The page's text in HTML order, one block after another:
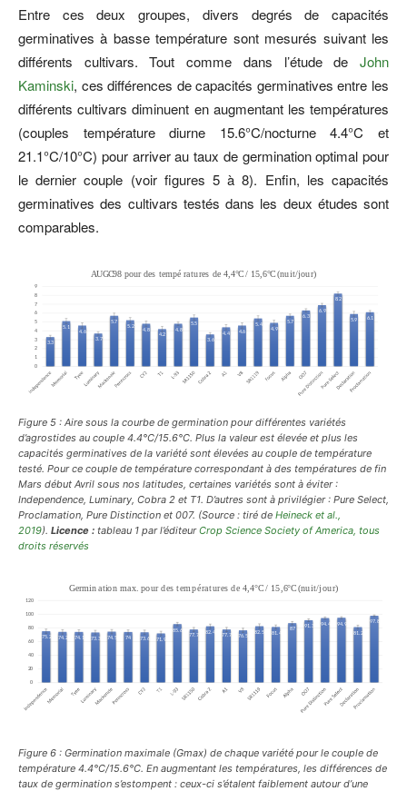
Entre ces deux groupes, divers degrés de capacités
germinatives à basse température sont mesurés suivant les
différents cultivars. Tout comme dans l’étude de John
Kaminski, ces différences de capacités germinatives entre les
différents cultivars diminuent en augmentant les températures
(couples température diurne 15.6°C/nocturne 4.4°C et
21.1°C/10°C) pour arriver au taux de germination optimal pour
le dernier couple (voir figures 5 à 8). Enfin, les capacités
germinatives des cultivars testés dans les deux études sont
comparables.
Figure 5 : Aire sous la courbe de germination pour différentes variétés
d’agrostides au couple 4.4°C/15.6°C. Plus la valeur est élevée et plus les
capacités germinatives de la variété sont élevées au couple de température
testé. Pour ce couple de température correspondant à des températures de fin
Mars début Avril sous nos latitudes, certaines variétés sont à éviter :
Independence, Luminary, Cobra 2 et T1. D’autres sont à privilégier : Pure Select,
Proclamation, Pure Distinction et 007. (Source : tiré de Heineck et al.,
2019). Licence : tableau 1 par l’éditeurCrop Science Society of America, tous
droits réservés
Figure 6 : Germination maximale (Gmax) de chaque variété pour le couple de
température 4.4°C/15.6°C. En augmentant les températures, les différences de
taux de germination s’estompent : ceux-ci s’étalent faiblement autour d’une